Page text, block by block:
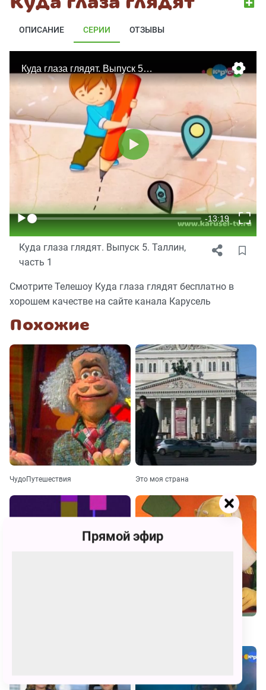
ОПИСАНИЕ СЕРИИ ОТЗЫВЫ
Куда глаза глядят. Выпуск 5. Таллин,
часть 1
Смотрите Телешоу Куда глаза глядят бесплатно в
хорошем качестве на сайте канала Карусель
Похожие
ЧудоПутешествия Это моя страна
Прямой эфир